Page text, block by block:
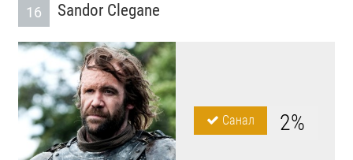
16 Sandor Clegane
Санал 2%